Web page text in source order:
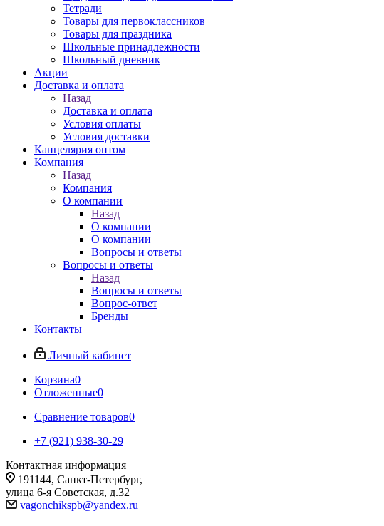
Тетради
Товары для первоклассников
Товары для праздника
Школьные принадлежности
Школьный дневник
Акции
Доставка и оплата
Назад
Доставка и оплата
Условия оплаты
Условия доставки
Канцелярия оптом
Компания
Назад
Компания
О компании
Назад
О компании
О компании
Вопросы и ответы
Вопросы и ответы
Назад
Вопросы и ответы
Вопрос-ответ
Бренды
Контакты
Личный кабинет
Корзина0
Отложенные0
Сравнение товаров0
+7 (921) 938-30-29
Контактная информация
191144, Санкт-Петербург,
улица 6-я Советская, д.32
vagonchikspb@yandex.ru